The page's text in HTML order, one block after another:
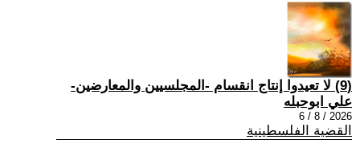
(9) لا تعيدوا إنتاج انقسام -المجلسيين والمعارضين-
علي ابوحبله
2026 / 8 / 6
القضية الفلسطينية